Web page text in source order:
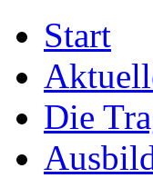
Start
Die